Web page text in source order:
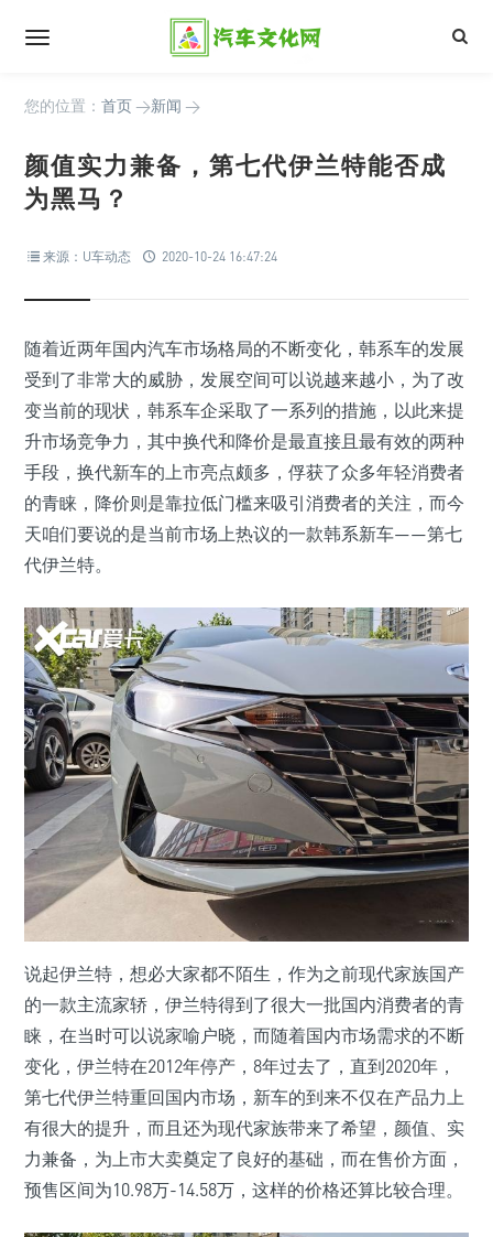
您的位置： 首页 >新闻 >
颜值实力兼备，第七代伊兰特能否成
为黑马？
来源：U车动态 2020-10-24 16:47:24
随着近两年国内汽车市场格局的不断变化，韩系车的发展
受到了非常大的威胁，发展空间可以说越来越小，为了改
变当前的现状，韩系车企采取了一系列的措施，以此来提
升市场竞争力，其中换代和降价是最直接且最有效的两种
手段，换代新车的上市亮点颇多，俘获了众多年轻消费者
的青睐，降价则是靠拉低门槛来吸引消费者的关注，而今
天咱们要说的是当前市场上热议的一款韩系新车——第七
代伊兰特。
说起伊兰特，想必大家都不陌生，作为之前现代家族国产
的一款主流家轿，伊兰特得到了很大一批国内消费者的青
睐，在当时可以说家喻户晓，而随着国内市场需求的不断
变化，伊兰特在2012年停产，8年过去了，直到2020年，
第七代伊兰特重回国内市场，新车的到来不仅在产品力上
有很大的提升，而且还为现代家族带来了希望，颜值、实
力兼备，为上市大卖奠定了良好的基础，而在售价方面，
预售区间为10.98万-14.58万，这样的价格还算比较合理。